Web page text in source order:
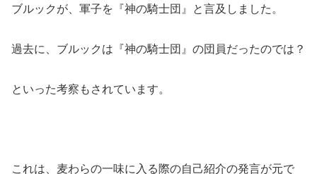
ブルックが、軍子を『神の騎士団』と言及しました。
過去に、ブルックは『神の騎士団』の団員だったのでは？
といった考察もされています。
これは、麦わらの一味に入る際の自己紹介の発言が元で